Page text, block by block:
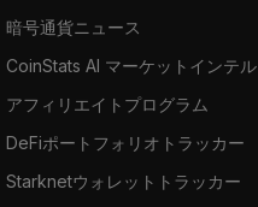
暗号通貨ニュース
CoinStats AI マーケットインテル
アフィリエイトプログラム
DeFiポートフォリオトラッカー
Starknetウォレットトラッカー